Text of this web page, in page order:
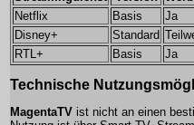
Netflix
Basis
Ja
Disney+
Standard
RTL+
Basis Ja
Technische
MagentaTV ist nicht an einen